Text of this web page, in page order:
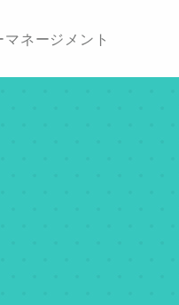
ネージメント